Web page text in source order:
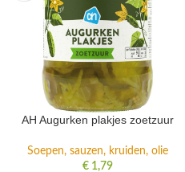
AH Augurken plakjes zoetzuur
Soepen, sauzen, kruiden, olie
€1,79